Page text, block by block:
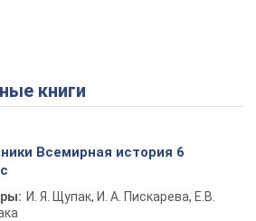
книги
Всемирная история 6
И. Я. Щупак, И. А. Пискарева, Е.В.